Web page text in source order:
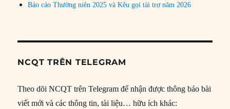
Báo cáo Thường niên 2025 và Kêu gọi tài trợ năm 2026
NCQT TRÊN TELEGRAM
Theo dõi NCQT trên Telegram để nhận được thông báo bài
viết mới và các thông tin, tài liệu… hữu ích khác: